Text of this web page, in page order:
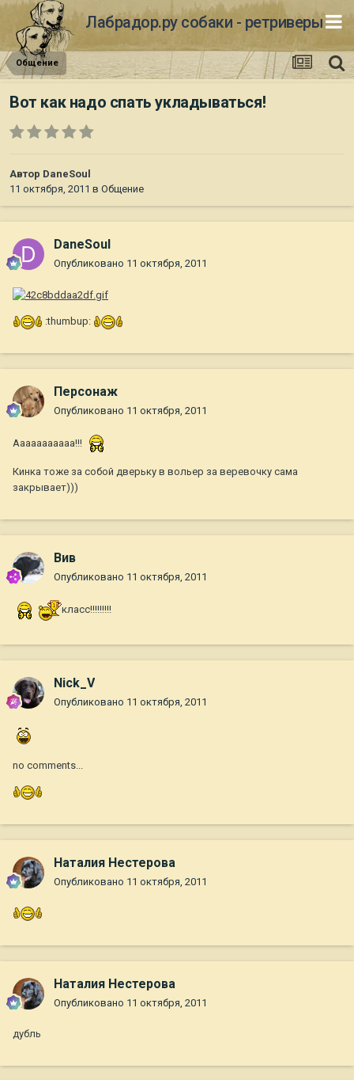
Лабрадор.ру собаки - ретриверы
Общение
Вот как надо спать укладываться!
Автор DaneSoul
11 октября, 2011 в Общение
DaneSoul
Опубликовано 11 октября, 2011
:thumbup:
Персонаж
Опубликовано 11 октября, 2011
Ааааааааааа!!!
Кинка тоже за собой дверьку в вольер за веревочку сама
закрывает)))
Вив
Опубликовано 11 октября, 2011
класс!!!!!!!!!
Nick_V
Опубликовано 11 октября, 2011
no comments...
Наталия Нестерова
Опубликовано 11 октября, 2011
Наталия Нестерова
Опубликовано 11 октября, 2011
дубль